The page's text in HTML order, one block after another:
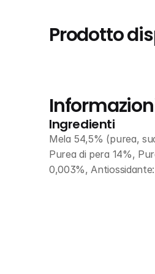
Prodotto
Ingredienti
Mela 54,5% (purea,
Purea di pera 14%,
0,003%,